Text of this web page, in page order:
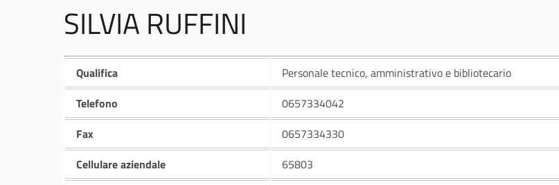
SILVIA RUFFINI
Qualifica
Personale tecnico, amministrativo e bibliotecario
Telefono
0657334042
Fax
0657334330
Cellulare aziendale
65803